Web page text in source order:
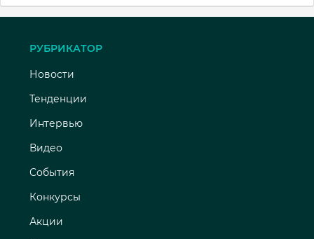
РУБРИКАТОР
Новости
Тенденции
Интервью
Видео
События
Конкурсы
Акции